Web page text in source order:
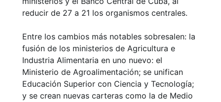
reducir de 27 a 21 los organismos centrales.
Entre los cambios más notables sobresalen: la
fusión de los ministerios de Agricultura e
Industria Alimentaria en uno nuevo: el
Ministerio de Agroalimentación; se unifican
Educación Superior con Ciencia y Tecnología;
y se crean nuevas carteras como la de Medio